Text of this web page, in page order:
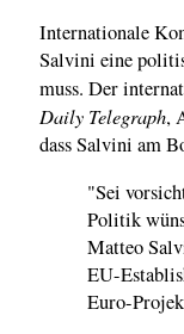
Internationale
Salvini eine
muss. Der
Daily Telegraph,
dass Salvini am
"Sei
Politik
Matteo
EU-
Euro-